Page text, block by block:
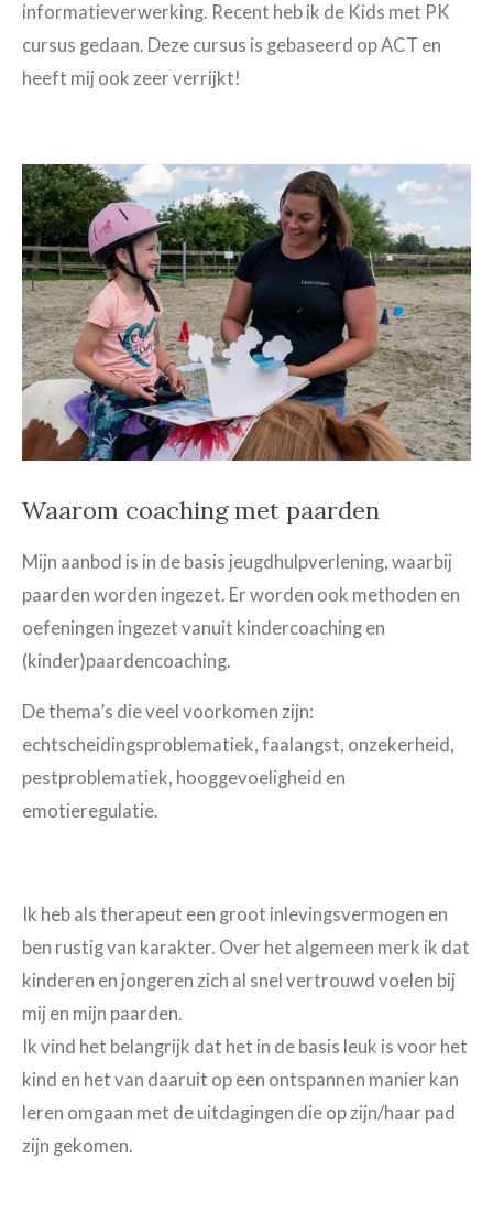
informatieverwerking. Recent heb ik de Kids met PK
cursus gedaan. Deze cursus is gebaseerd op ACT en
heeft mij ook zeer verrijkt!
Waarom coaching met paarden
Mijn aanbod is in de basis jeugdhulpverlening, waarbij
paarden worden ingezet. Er worden ook methoden en
oefeningen ingezet vanuit kindercoaching en
(kinder)paardencoaching.
De thema’s die veel voorkomen zijn:
echtscheidingsproblematiek, faalangst, onzekerheid,
pestproblematiek, hooggevoeligheid en
emotieregulatie.
Ik heb als therapeut een groot inlevingsvermogen en
ben rustig van karakter. Over het algemeen merk ik dat
kinderen en jongeren zich al snel vertrouwd voelen bij
mij en mijn paarden.
Ik vind het belangrijk dat het in de basis leuk is voor het
kind en het van daaruit op een ontspannen manier kan
leren omgaan met de uitdagingen die op zijn/haar pad
zijn gekomen.